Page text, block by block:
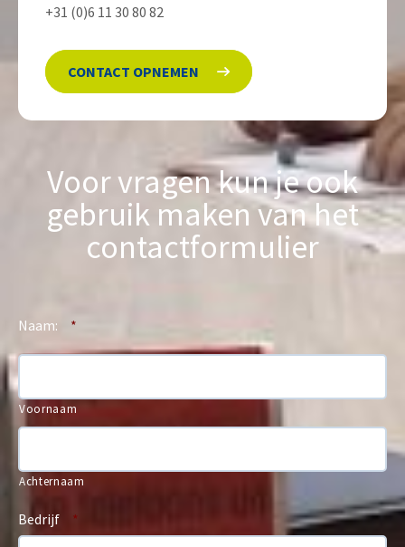
+31 (0)6 11 30 80 82
CONTACT OPNEMEN
Voor vragen kun je ook
gebruik maken van het
contactformulier
Naam: *
Voornaam
Achternaam
Bedrijf *